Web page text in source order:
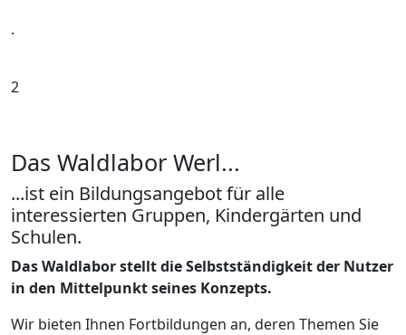
.
2
Das Waldlabor Werl...
...ist ein Bildungsangebot für alle
interessierten Gruppen, Kindergärten und
Schulen.
Das Waldlabor stellt die Selbstständigkeit der Nutzer
in den Mittelpunkt seines Konzepts.
Wir bieten Ihnen Fortbildungen an, deren Themen Sie